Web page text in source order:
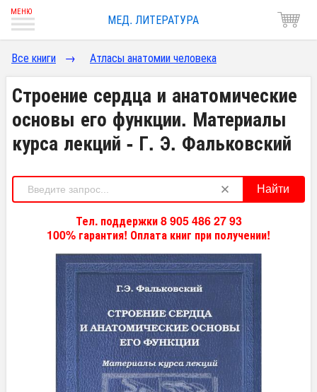
МЕД. ЛИТЕРАТУРА
Все книги → Атласы анатомии человека
Строение сердца и анатомические
основы его функции. Материалы
курса лекций - Г. Э. Фальковский
Найти
Тел. поддержки 8 905 486 27 93
100% гарантия! Оплата книг при получении!